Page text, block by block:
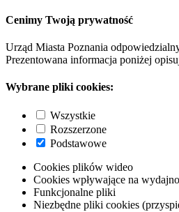
Cenimy Twoją prywatność
Urząd Miasta Poznania
Prezentowana informacja poniżej
Wybrane pliki cookies:
Wszystkie
Rozszerzone
Podstawowe
Cookies plików wideo
Cookies wpływające na
Funkcjonalne pliki
Niezbędne pliki cookies